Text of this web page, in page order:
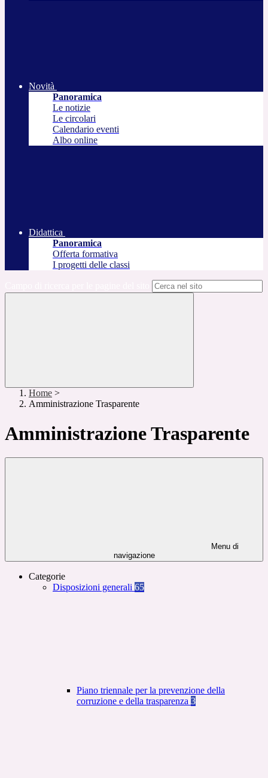
Novità
Panoramica
Le notizie
Le circolari
Calendario eventi
Albo online
Didattica
Panoramica
Offerta formativa
I progetti delle classi
Home >
Amministrazione Trasparente
Amministrazione Trasparente
Menu di
navigazione
Categorie
Disposizioni generali 65
Piano triennale per la prevenzione della
corruzione e della trasparenza 3